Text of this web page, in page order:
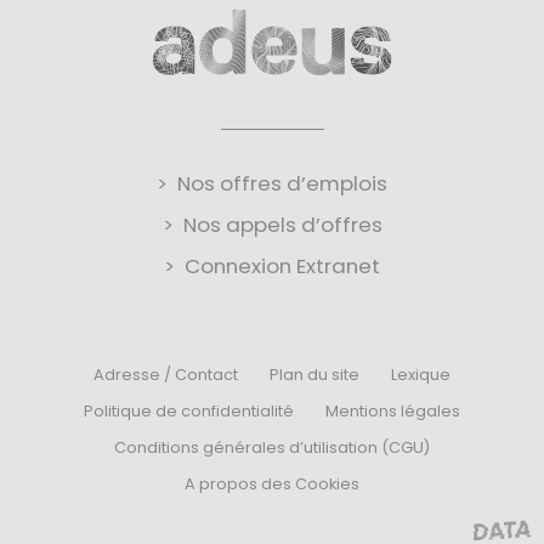
Nos offres d’emplois
Nos appels d’offres
Connexion Extranet
Adresse / Contact Plan du site
Lexique
Politique de confidentialité
Mentions légales
Conditions générales d’utilisation (CGU)
A propos des Cookies